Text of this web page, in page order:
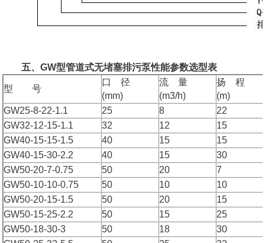
五、GW型管道式无堵塞排污泵性能参数选型表
型 号
口 径
(mm)
流 量
(m3/h)
扬 程
(m)
GW25-8-22-1.1
25 8
22
GW32-12-15-1.1
32 12
15
GW40-15-15-1.5
40 15
15
GW40-15-30-2.2
40 15
30
GW50-20-7-0.75
50 20
7
GW50-10-10-0.75
50 10
10
GW50-20-15-1.5
50 20
15
GW50-15-25-2.2
50 15
25
GW50-18-30-3
50 18
30